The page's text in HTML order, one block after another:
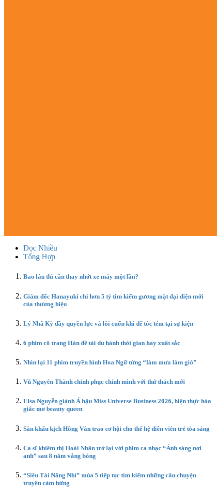
Đọc Nhiều
Tổng Hợp
Bao lâu thì cần thay nhớt xe máy một lần?
Giám đốc Hanayuki chi hơn 5 tỷ tìm kiếm gương mặt đại diện mới
của thương hiệu
Lý Nhã Kỳ đầy quyền lực và lôi cuốn khi để tóc tém tại sự kiện
6 phim cổ trang Hàn đề tài du hành thời gian hay xuất sắc
Nhìn lại 11 phim truyền hình Hoa Ngữ từng “làm mưa làm gió”
Vũ Nguyên Thành chinh phục chính mình với thử thách mới
Elsa Nguyễn giành Á hậu Miss Universe Business 2026, hiện thực hóa
giấc mơ beauty queen
Sân khấu kịch Hồng Vân trao cơ hội cho thế hệ diễn viên trẻ tỏa sáng
Ca sĩ khiếm thị Hoài Nhân trở lại với phim ca nhạc “Ánh sáng nơi
anh” sau 8 năm vắng bóng
“Siêu Tài Năng Nhí” mùa 5 tiếp tục tìm kiếm những câu chuyện
truyền cảm hứng